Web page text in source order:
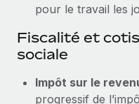
Comment Phiture
répartis dans 19
croissance mobile
pour le travail les
Fiscalité et
sociale
Impôt sur le
progressif de